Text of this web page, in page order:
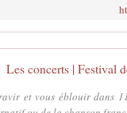
Les concerts | Festival
et vous éblouir dans